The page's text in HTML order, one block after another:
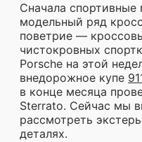
Сначала
модельный ряд
поветрие —
чистокровных
Porsche на этой
внедорожное купе
в конце месяца
Sterrato. Сейчас мы
рассмотреть
деталях.